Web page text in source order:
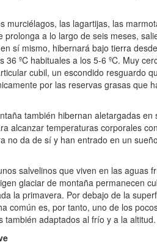
las lagartijas, las
prolonga a lo largo de seis meses,
sí mismo, hibernará bajo tierra
36 ºC habituales a los 5-6 ºC. Muy
cubil, un escondido resguardo
por las reservas grasas que
también hibernan aletargadas
alcanzar temperaturas corporales
no da de sí y han entrado en un
salvelinos que viven en las aguas
glaciar de montaña permanecen
la primavera. Por debajo de la
común es, por tanto, uno de los
también adaptados al frío y a la altitud.